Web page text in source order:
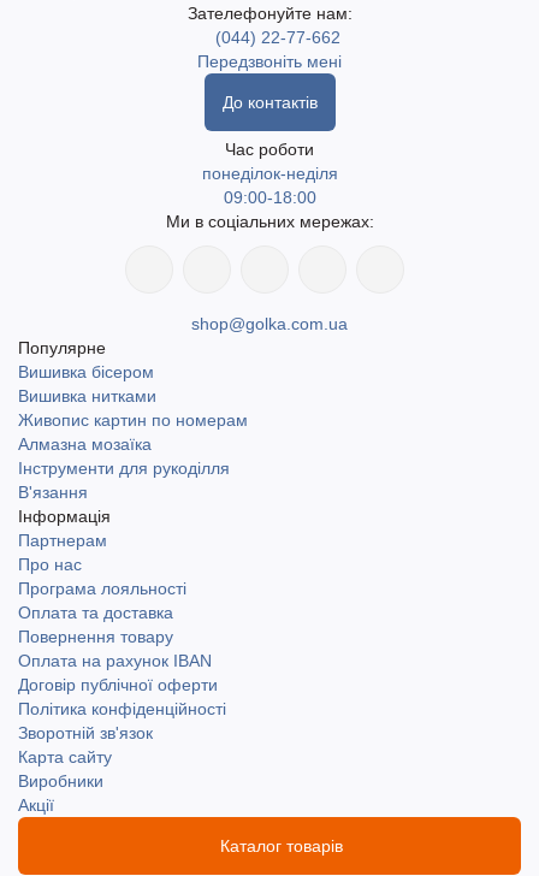
Зателефонуйте нам:
(044) 22-77-662
Передзвоніть мені
До контактів
Час роботи
понеділок-неділя
09:00-18:00
Ми в соціальних мережах:
shop@golka.com.ua
Популярне
Вишивка бісером
Вишивка нитками
Живопис картин по номерам
Алмазна мозаїка
Інструменти для рукоділля
В'язання
Інформація
Партнерам
Про нас
Програма лояльності
Оплата та доставка
Повернення товару
Оплата на рахунок IBAN
Договір публічної оферти
Політика конфіденційності
Зворотній зв'язок
Карта сайту
Виробники
Акції
Каталог товарів